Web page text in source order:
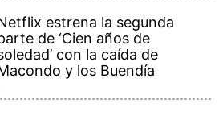
estrena la segunda
de ‘Cien años de
con la caída de
y los Buendía